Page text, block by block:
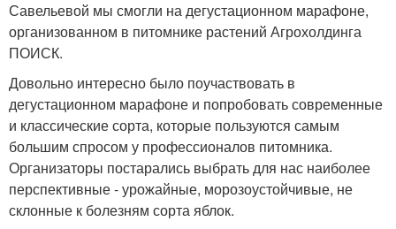
Савельевой мы смогли на дегустационном марафоне,
организованном в питомнике растений Агрохолдинга
ПОИСК.
Довольно интересно было поучаствовать в
дегустационном марафоне и попробовать современные
и классические сорта, которые пользуются самым
большим спросом у профессионалов питомника.
Организаторы постарались выбрать для нас наиболее
перспективные - урожайные, морозоустойчивые, не
склонные к болезням сорта яблок.